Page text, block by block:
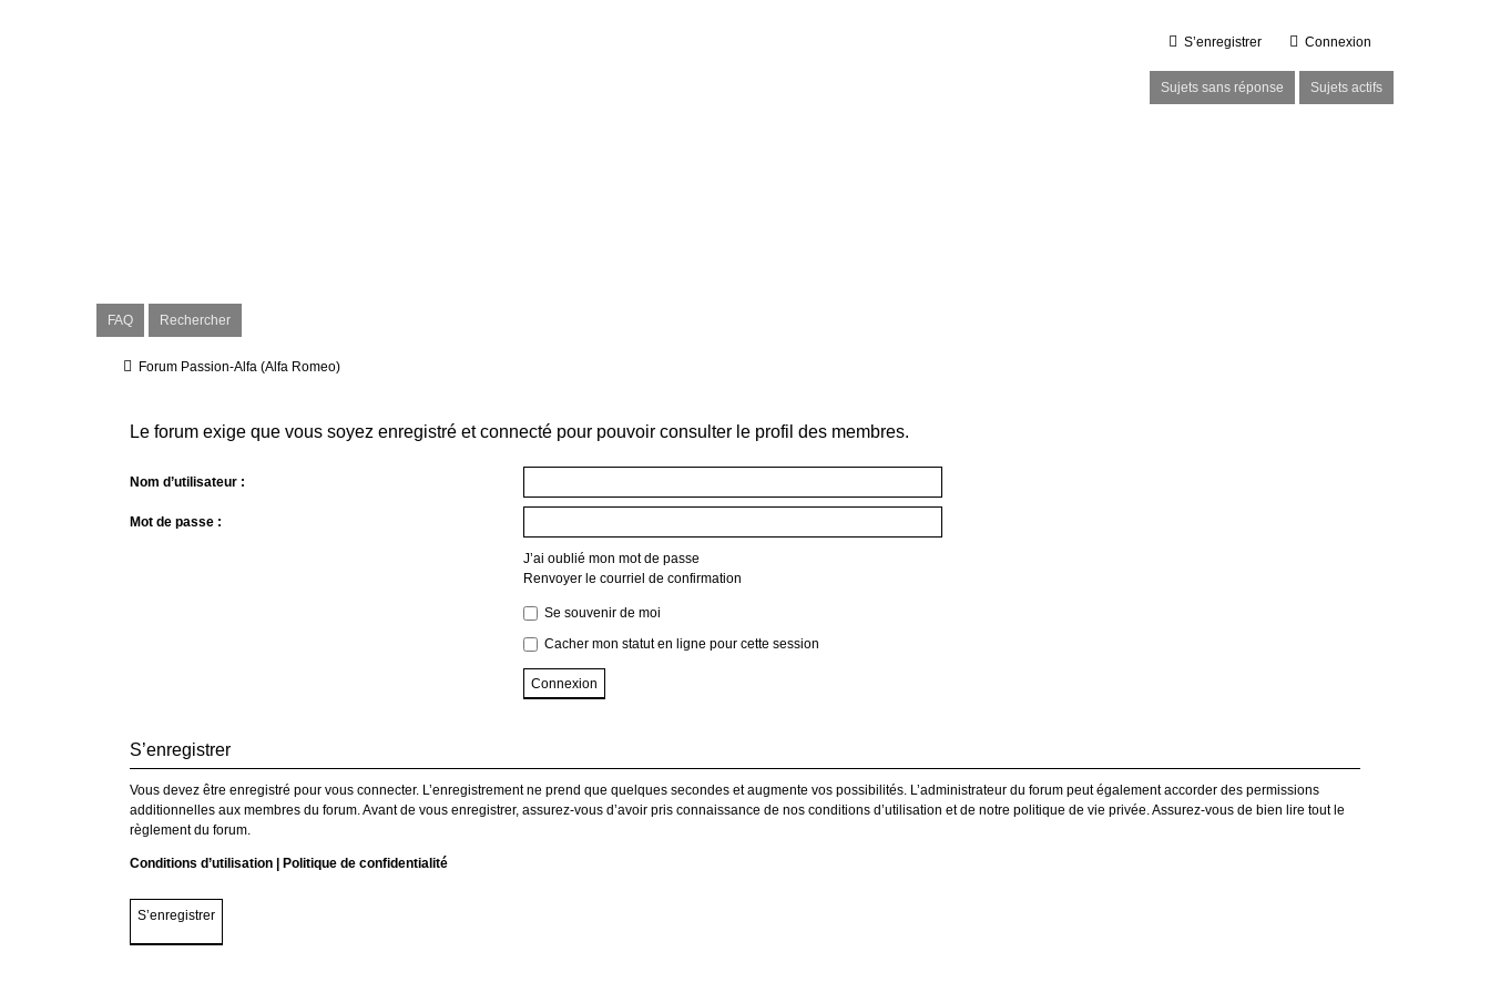
Connexion
S’enregistrer
Sujets sans réponse Sujets actifs
FAQ Rechercher
Forum Passion-Alfa (Alfa Romeo)
Le forum exige que vous soyez enregistré et connecté pour pouvoir consulter le profil des membres.
Nom d’utilisateur :
Mot de passe :
J’ai oublié mon mot de passe
Renvoyer le courriel de confirmation
Se souvenir de moi
Cacher mon statut en ligne pour cette session
S’enregistrer
Vous devez être enregistré pour vous connecter. L’enregistrement ne prend que quelques secondes et augmente vos possibilités. L’administrateur du forum peut également accorder des permissions
additionnelles aux membres du forum. Avant de vous enregistrer, assurez-vous d’avoir pris connaissance de nos conditions d’utilisation et de notre politique de vie privée. Assurez-vous de bien lire tout le
règlement du forum.
Conditions d’utilisation Politique de confidentialité
S’enregistrer